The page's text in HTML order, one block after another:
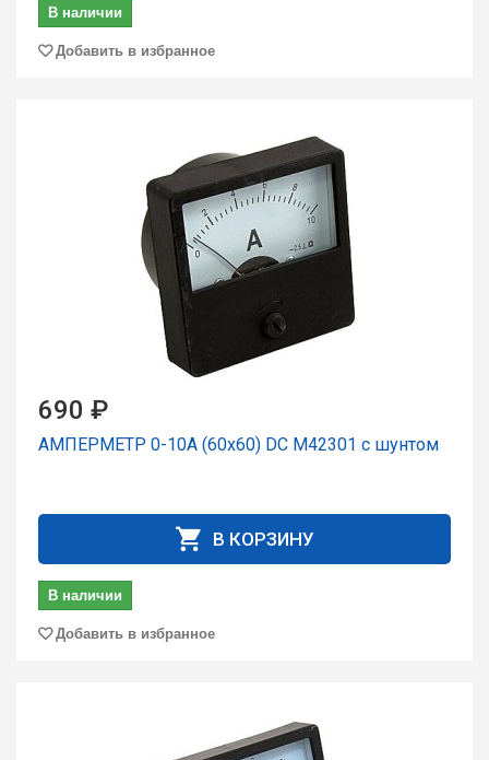
В наличии
Добавить в избранное
690 ₽
АМПЕРМЕТР 0-10А (60x60) DC М42301 с шунтом
В КОРЗИНУ
В наличии
Добавить в избранное